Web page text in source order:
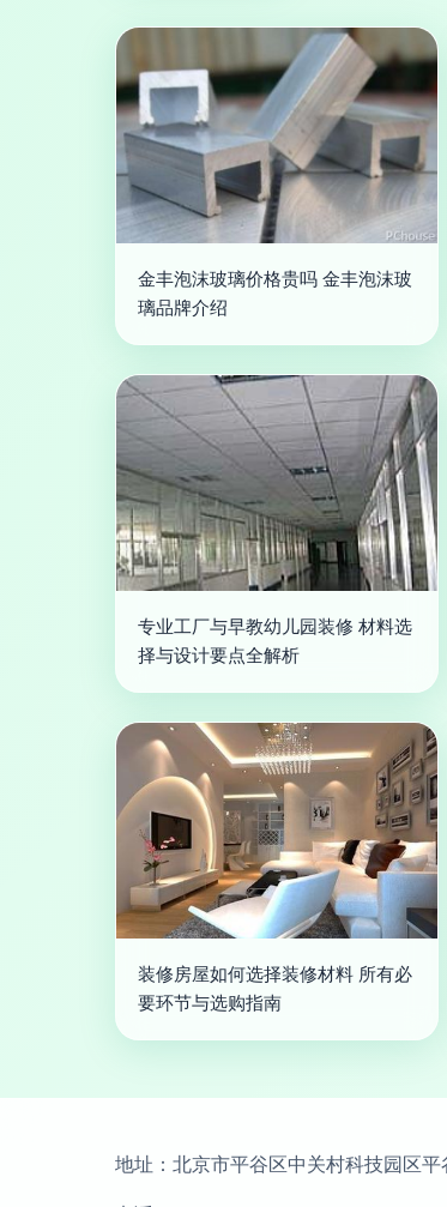
金丰泡沫玻璃价格贵吗 金丰泡沫玻
璃品牌介绍
专业工厂与早教幼儿园装修 材料选
择与设计要点全解析
装修房屋如何选择装修材料 所有必
要环节与选购指南
地址：北京市平谷区中关村科技园区